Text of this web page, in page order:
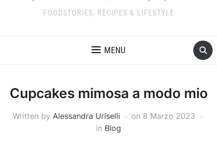
FOODSTORIES, RECIPES & LIFESTYLE
MENU
Cupcakes mimosa a modo mio
Written by Alessandra Uriselli on 8 Marzo 2023
in Blog